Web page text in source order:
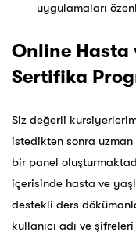
uygulamaları
Online Hasta
Sertifika
Siz değerli
istedikten sonra uzman
bir panel
içerisinde hasta ve
destekli ders
kullanıcı adı ve